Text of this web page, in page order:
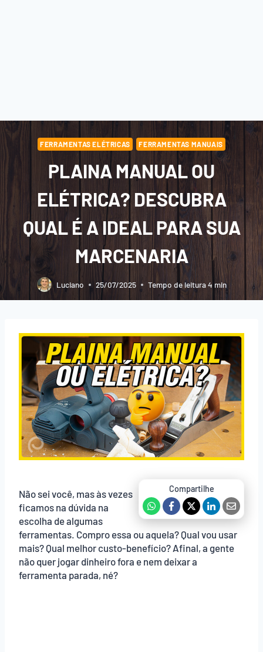
FERRAMENTAS ELÉTRICAS FERRAMENTAS MANUAIS
PLAINA MANUAL OU
ELÉTRICA? DESCUBRA
QUAL É A IDEAL PARA SUA
MARCENARIA
Luciano 25/07/2025 Tempo de leitura4 min
Não sei você, mas às vezes
ficamos na dúvida na
escolha de algumas
ferramentas. Compro essa ou aquela? Qual vou usar
mais? Qual melhor custo-benefício? Afinal, a gente
não quer jogar dinheiro fora e nem deixar a
ferramenta parada, né?